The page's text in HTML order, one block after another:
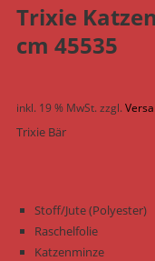
Trixie
cm 45535
inkl. 19 % MwSt. zzgl.
Trixie Bär
Stoff/Jute (Polyester)
Raschelfolie
Katzenminze